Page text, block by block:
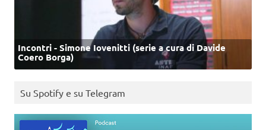
Incontri - Simone Iovenitti (serie a cura di Davide
Coero Borga)
Su Spotify e su Telegram